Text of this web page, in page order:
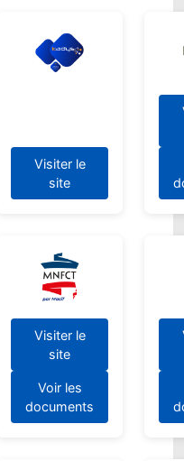
Visiter le
site
Visiter le
site
Voir les
documents